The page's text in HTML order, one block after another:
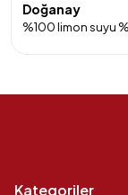
Doğanay
Kategoriler